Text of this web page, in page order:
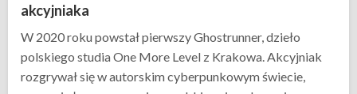
akcyjniaka
W 2020 roku powstał pierwszy Ghostrunner, dzieło
polskiego studia One More Level z Krakowa. Akcyjniak
rozgrywał się w autorskim cyberpunkowym świecie,